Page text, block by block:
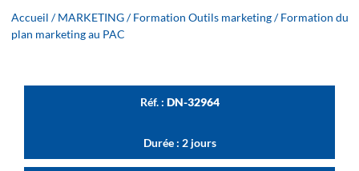
Accueil /MARKETING/Formation Outils marketing/ Formation du
plan marketing au PAC
Réf. : DN-32964
Durée : 2 jours